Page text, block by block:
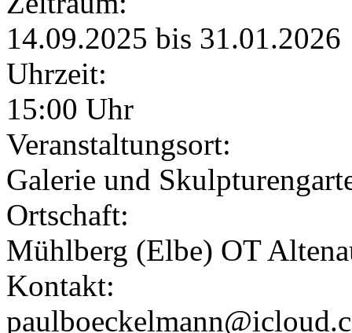
14.09.2025 bis 31.01.2026
Uhrzeit:
15:00 Uhr
Veranstaltungsort:
Galerie und
Ortschaft:
Mühlberg (Elbe) OT
Kontakt: